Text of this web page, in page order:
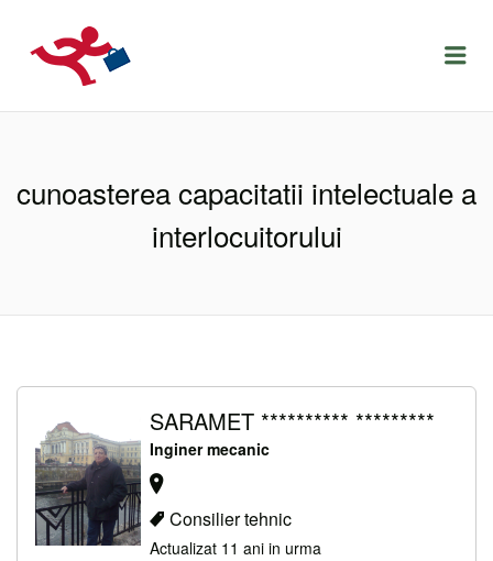
LOCURIDEMUNCACLUJ.NET
cunoasterea capacitatii intelectuale a
interlocuitorului
SARAMET ********** *********
Inginer mecanic
Consilier tehnic
Actualizat 11 ani in urma